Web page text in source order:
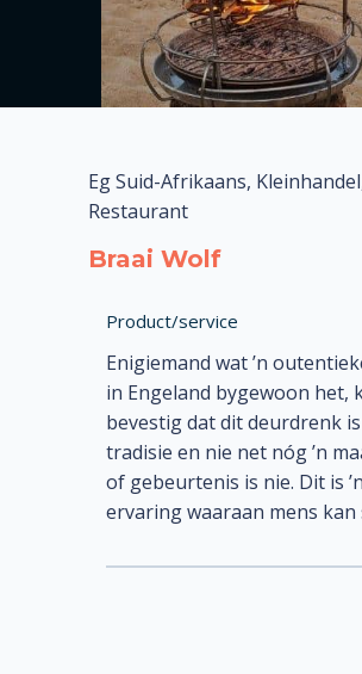
Eg Suid-Afrikaans,
Restaurant
Braai Wolf
Product/service
Enigiemand wat ’n
in Engeland bygewoon het,
bevestig dat dit deurdrenk
tradisie en nie net nóg ’n
of gebeurtenis is nie. Dit is ’n
ervaring waaraan mens kan